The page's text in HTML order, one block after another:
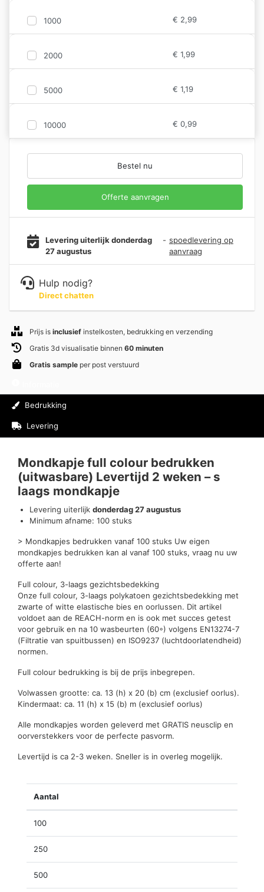
1000 € 2,99
2000 € 1,99
5000 € 1,19
10000 € 0,99
Bestel nu
Offerte aanvragen
Levering uiterlijk donderdag
27 augustus
- spoedlevering op
aanvraag
Hulp nodig?
Direct chatten
Prijs is inclusief instelkosten, bedrukking en verzending
Gratis 3d visualisatie binnen 60 minuten
Gratis sample per post verstuurd
Bedrukking
Levering
Mondkapje full colour bedrukken
(uitwasbare) Levertijd 2 weken – s
laags mondkapje
Levering uiterlijk donderdag 27 augustus
Minimum afname: 100 stuks
> Mondkapjes bedrukken vanaf 100 stuks Uw eigen
mondkapjes bedrukken kan al vanaf 100 stuks, vraag nu uw
offerte aan!
Full colour, 3-laags gezichtsbedekking
Onze full colour, 3-laags polykatoen gezichtsbedekking met
zwarte of witte elastische bies en oorlussen. Dit artikel
voldoet aan de REACH-norm en is ook met succes getest
voor gebruik en na 10 wasbeurten (60◦) volgens EN13274-7
(Filtratie van spuitbussen) en ISO9237 (luchtdoorlatendheid)
normen.
Full colour bedrukking is bij de prijs inbegrepen.
Volwassen grootte: ca. 13 (h) x 20 (b) cm (exclusief oorlus).
Kindermaat: ca. 11 (h) x 15 (b) m (exclusief oorlus)
Alle mondkapjes worden geleverd met GRATIS neusclip en
oorverstekkers voor de perfecte pasvorm.
Levertijd is ca 2-3 weken. Sneller is in overleg mogelijk.
Aantal
100
250
500